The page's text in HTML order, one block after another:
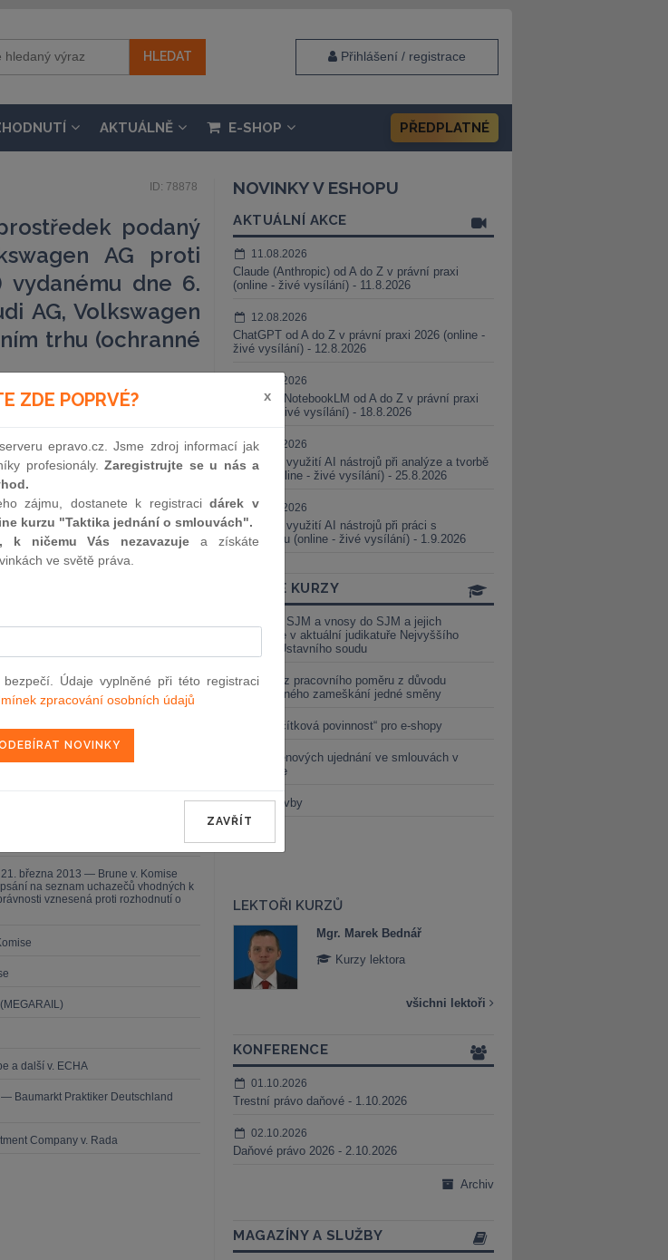
Přihlášení / registrace
AKTUÁLNĚ E-SHOP PŘEDPLATNÉ
ID: 78878
podaný
AG proti
vydanému dne 6.
AG, Volkswagen
trhu (ochranné
Audi AG a Volkswagen AG
2011 ve věci T-318/09, Audi
známky a vzory) (OHIM)
26. 11. 2011
března 2013 — Brune v. Komise
na seznam uchazečů vhodných k
vznesená proti rozhodnutí o
a další v. ECHA
Baumarkt Praktiker Deutschland
Company v. Rada
NOVINKY V ESHOPU
AKTUÁLNÍ AKCE
11.08.2026
Claude (Anthropic) od A do Z v právní praxi
(online - živé vysílání) - 11.8.2026
12.08.2026
ChatGPT od A do Z v právní praxi 2026 (online -
živé vysílání) - 12.8.2026
18.08.2026
Gemini a NotebookLM od A do Z v právní praxi
(online - živé vysílání) - 18.8.2026
25.08.2026
Praktické využití AI nástrojů při analýze a tvorbě
smluv (online - živé vysílání) - 25.8.2026
01.09.2026
Praktické využití AI nástrojů při práci s
judikaturou (online - živé vysílání) - 1.9.2026
ONLINE KURZY
Vnosy ze SJM a vnosy do SJM a jejich
valorizace v aktuální judikatuře Nejvyššího
soudu a Ústavního soudu
Výpověď z pracovního poměru z důvodu
neomluveného zameškání jedné směny
Nová „tlačítková povinnost“ pro e-shopy
Změna cenových ujednání ve smlouvách v
energetice
Černé stavby
LEKTOŘI KURZŮ
Mgr. Marek Bednář
Kurzy lektora
všichni lektoři
KONFERENCE
01.10.2026
Trestní právo daňové - 1.10.2026
02.10.2026
Daňové právo 2026 - 2.10.2026
Archiv
MAGAZÍNY A SLUŽBY
ZDE POPRVÉ? x
epravo.cz. Jsme zdroj informací jak
profesionály.Zaregistrujte se u nás a
zájmu, dostanete k registracidárek v
kurzu "Taktika jednání o smlouvách".
k ničemu Vás nezavazuje a získáte
ve světě práva.
Údaje vyplněné při této registraci
zpracování osobních údajů
ZAVŘÍT